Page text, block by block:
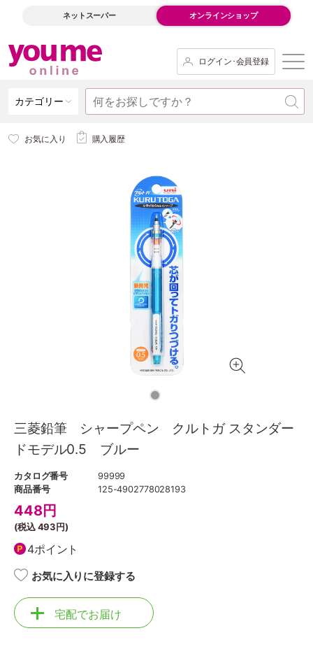
ネットスーパー オンラインショップ
ログイン･会員登録
カテゴリー
お気に入り 購入履歴
三菱鉛筆 シャープペン クルトガ スタンダー
ドモデル0.5 ブルー
カタログ番号
99999
商品番号
125-4902778028193
448円
(税込493円)
4ポイント
お気に入りに登録する
宅配でお届け